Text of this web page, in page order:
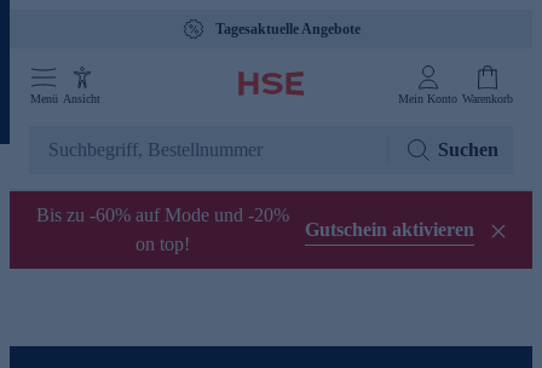
Tagesaktuelle Angebote
Menü Ansicht Mein Konto Warenkorb
Suchen
Bis zu -60% auf Mode und -20%
on top!
Gutschein aktivieren